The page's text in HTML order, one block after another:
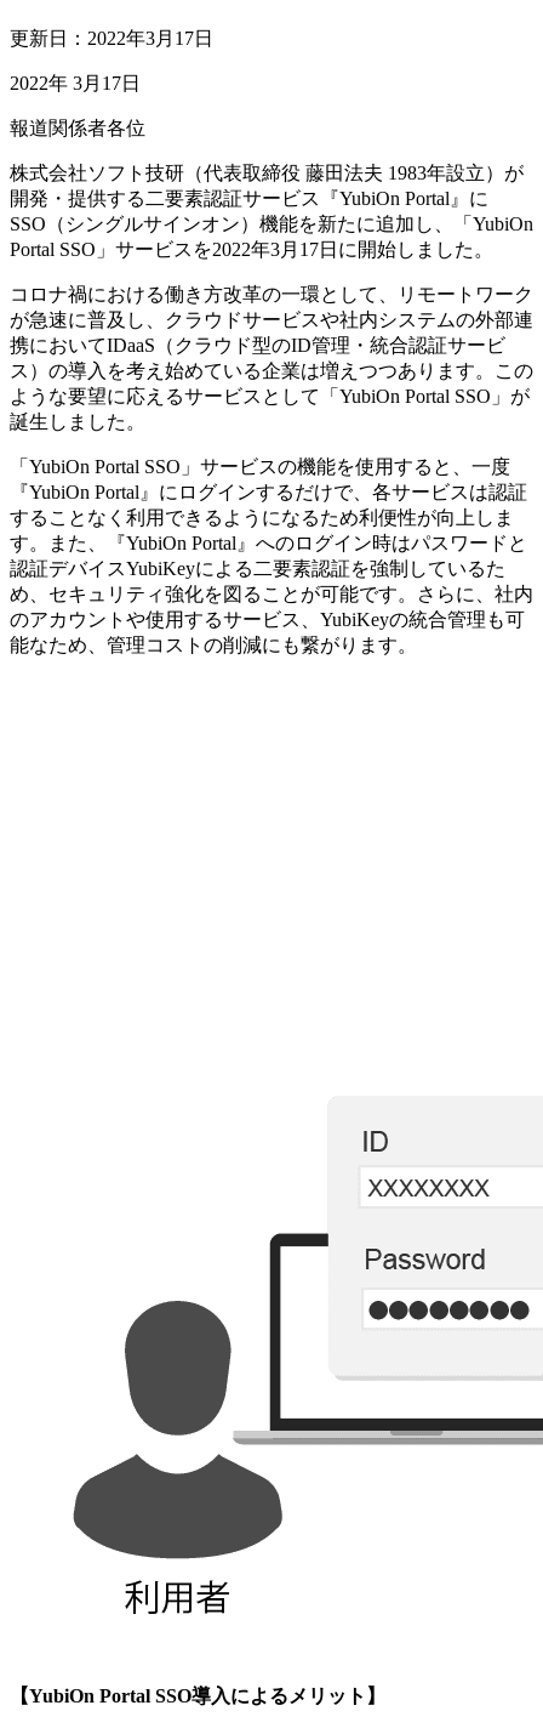
更新日：2022年3月17日
2022年 3月17日
報道関係者各位
株式会社ソフト技研（代表取締役 藤田法夫 1983年設立）が
開発・提供する二要素認証サービス『YubiOn Portal』に
SSO（シングルサインオン）機能を新たに追加し、「YubiOn
Portal SSO」サービスを2022年3月17日に開始しました。
コロナ禍における働き方改革の一環として、リモートワーク
が急速に普及し、クラウドサービスや社内システムの外部連
携においてIDaaS（クラウド型のID管理・統合認証サービ
ス）の導入を考え始めている企業は増えつつあります。この
ような要望に応えるサービスとして「YubiOn Portal SSO」が
誕生しました。
「YubiOn Portal SSO」サービスの機能を使用すると、一度
『YubiOn Portal』にログインするだけで、各サービスは認証
することなく利用できるようになるため利便性が向上しま
す。また、『YubiOn Portal』へのログイン時はパスワードと
認証デバイスYubiKeyによる二要素認証を強制しているた
め、セキュリティ強化を図ることが可能です。さらに、社内
のアカウントや使用するサービス、YubiKeyの統合管理も可
能なため、管理コストの削減にも繋がります。
【YubiOn Portal SSO導入によるメリット】